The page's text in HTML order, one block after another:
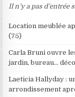
Il n’y a pas d’entrée
Location meublée
(75)
Carla Bruni ouvre
jardin, bureau…
Laeticia Hallyday :
arrondissement